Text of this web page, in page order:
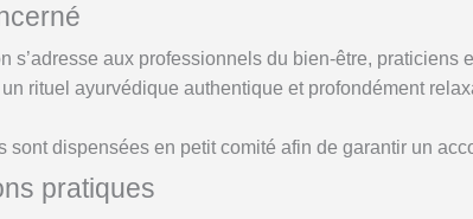
s’adresse aux professionnels du bien-être,
rituel ayurvédique authentique et profondément
sont dispensées en petit comité afin de garantir un
pratiques